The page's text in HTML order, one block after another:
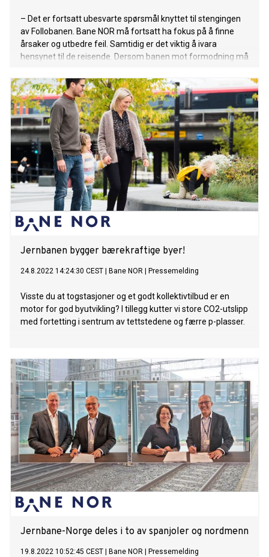
– Det er fortsatt ubesvarte spørsmål knyttet til stengingen
av Follobanen. Bane NOR må fortsatt ha fokus på å finne
årsaker og utbedre feil. Samtidig er det viktig å ivara
hensynet til de reisende. Dersom banen mot formodning må
snarest og på en tydelig måte får vite hva slags togtilbud de
får fra 1. februar, sier samferdselsminister Jon-Ivar Nygård.
Jernbanen bygger bærekraftige byer!
24.8.2022 14:24:30 CEST Bane NOR Pressemelding
Visste du at togstasjoner og et godt kollektivtilbud er en
motor for god byutvikling? I tillegg kutter vi store CO2-utslipp
med fortetting i sentrum av tettstedene og færre p-plasser.
Jernbane-Norge deles i to av spanjoler og nordmenn
19.8.2022 10:52:45 CEST Bane NOR Pressemelding